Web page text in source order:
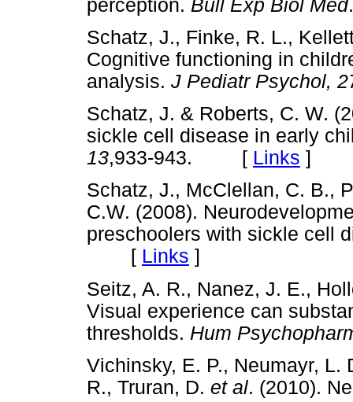
perception. Bull Exp Biol Med
Schatz, J., Finke, R. L.,
Cognitive functioning in
analysis. J Pediatr Psychol,
Schatz, J. & Roberts, C. W.
sickle cell disease in early
13,933-943. [ Links ]
Schatz, J., McClellan, C. B.,
C.W. (2008).
preschoolers with sickle cell
[ Links ]
Seitz, A. R., Nanez, J. E.,
Visual experience can
thresholds. Hum
Vichinsky, E. P., Neumayr, L.
R., Truran, D. et al. (2010).